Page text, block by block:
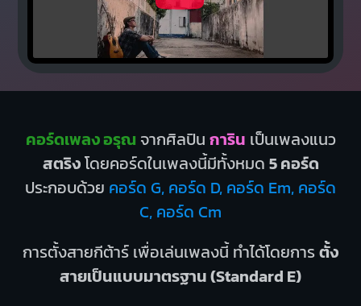
คอร์ดเพลง อรุณ จากศิลปิน การิน เป็นเพลงแนว
สตริงโดยคอร์ดในเพลงนี้มีทั้งหมด 5 คอร์ด
ประกอบด้วย คอร์ด G, คอร์ด D, คอร์ด Em, คอร์ด
C, คอร์ด Cm
การตั้งสายกีต้าร์ เพื่อเล่นเพลงนี้ ทำได้โดยการตั้ง
สายเป็นแบบมาตรฐาน (Standard E)